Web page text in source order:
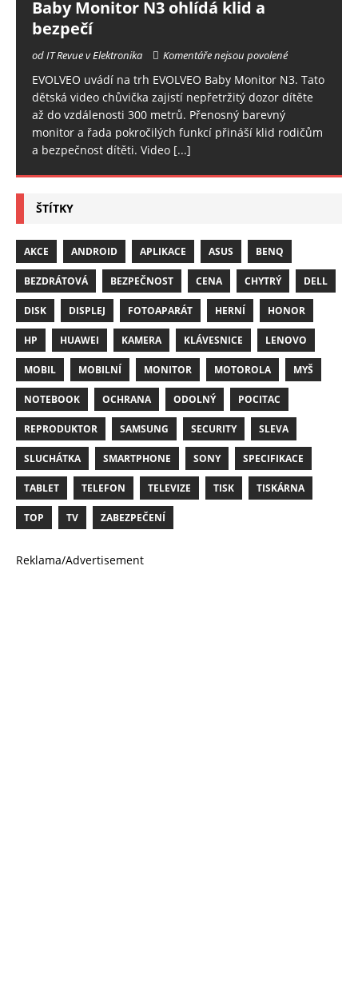
Baby Monitor N3 ohlídá klid a
bezpečí
od IT Revue v Elektronika Komentáře nejsou povolené
EVOLVEO uvádí na trh EVOLVEO Baby Monitor N3. Tato
dětská video chůvička zajistí nepřetržitý dozor dítěte
až do vzdálenosti 300 metrů. Přenosný barevný
monitor a řada pokročilých funkcí přináší klid rodičům
a bezpečnost dítěti. Video [...]
ŠTÍTKY
AKCE ANDROID APLIKACE ASUS BENQ
BEZDRÁTOVÁ BEZPEČNOST CENA CHYTRÝ DELL
DISK DISPLEJ FOTOAPARÁT HERNÍ HONOR
HP HUAWEI KAMERA KLÁVESNICE LENOVO
MOBIL MOBILNÍ MONITOR MOTOROLA MYŠ
NOTEBOOK OCHRANA ODOLNÝ POCITAC
REPRODUKTOR SAMSUNG SECURITY SLEVA
SLUCHÁTKA SMARTPHONE SONY SPECIFIKACE
TABLET TELEFON TELEVIZE TISK TISKÁRNA
TOP TV ZABEZPEČENÍ
Reklama/Advertisement